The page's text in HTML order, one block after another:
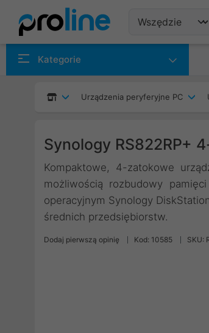
Kategorie
Urządzenia peryferyjne PC
Synology RS822RP+
Kompaktowe, 4-zatokowe
możliwością rozbudowy
operacyjnym Synology
średnich przedsiębiorstw.
Dodaj pierwszą opinię Kod: 10585 SKU: